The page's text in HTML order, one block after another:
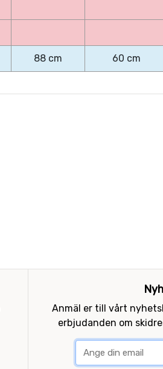
88 cm 60 cm
Anmäl er till vårt
erbjudanden om